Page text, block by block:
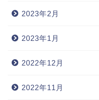
2023年2月
2023年1月
2022年12月
2022年11月